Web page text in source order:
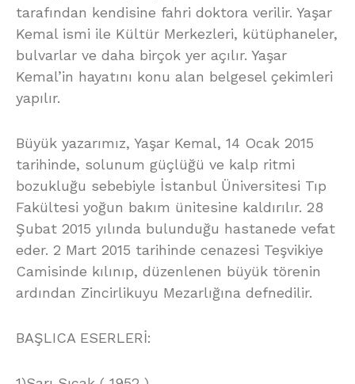
tarafından kendisine fahri doktora verilir. Yaşar
Kemal ismi ile Kültür Merkezleri, kütüphaneler,
bulvarlar ve daha birçok yer açılır. Yaşar
Kemal’in hayatını konu alan belgesel çekimleri
yapılır.
Büyük yazarımız, Yaşar Kemal, 14 Ocak 2015
tarihinde, solunum güçlüğü ve kalp ritmi
bozukluğu sebebiyle İstanbul Üniversitesi Tıp
Fakültesi yoğun bakım ünitesine kaldırılır. 28
Şubat 2015 yılında bulunduğu hastanede vefat
eder. 2 Mart 2015 tarihinde cenazesi Teşvikiye
Camisinde kılınıp, düzenlenen büyük törenin
ardından Zincirlikuyu Mezarlığına defnedilir.
BAŞLICA ESERLERİ: